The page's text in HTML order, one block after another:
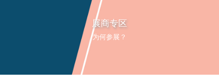
展商专区
为何参展？